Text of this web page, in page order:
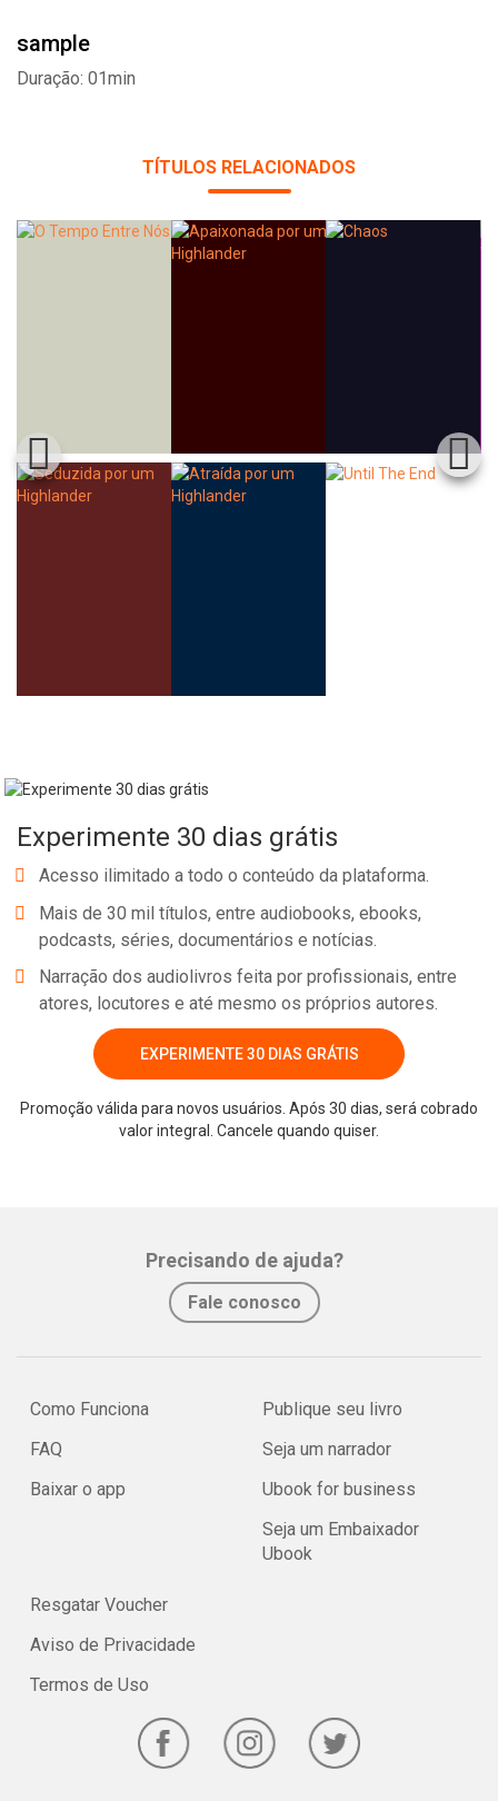
sample
Duração: 01min
TÍTULOS RELACIONADOS
Experimente 30 dias grátis
Acesso ilimitado a todo o conteúdo da plataforma.
Mais de 30 mil títulos, entre audiobooks, ebooks,
podcasts, séries, documentários e notícias.
Narração dos audiolivros feita por profissionais, entre
atores, locutores e até mesmo os próprios autores.
EXPERIMENTE 30 DIAS GRÁTIS
Promoção válida para novos usuários. Após 30 dias, será cobrado
valor integral. Cancele quando quiser.
Precisando de ajuda?
Fale conosco
Como Funciona
FAQ
Baixar o app
Publique seu livro
Seja um narrador
Ubook for business
Seja um Embaixador
Ubook
Resgatar Voucher
Aviso de Privacidade
Termos de Uso